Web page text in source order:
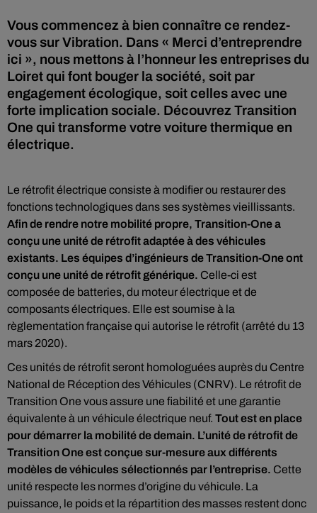
Vous commencez à bien connaître ce rendez-
vous sur Vibration. Dans « Merci d’entreprendre
ici », nous mettons à l’honneur les entreprises du
Loiret qui font bouger la société, soit par
engagement écologique, soit celles avec une
forte implication sociale. Découvrez Transition
One qui transforme votre voiture thermique en
électrique.
Le rétrofit électrique consiste à modifier ou restaurer des
fonctions technologiques dans ses systèmes vieillissants.
Afin de rendre notre mobilité propre, Transition-One a
conçu une unité de rétrofit adaptée à des véhicules
existants. Les équipes d’ingénieurs de Transition-One ont
conçu une unité de rétrofit générique. Celle-ci est
composée de batteries, du moteur électrique et de
composants électriques. Elle est soumise à la
règlementation française qui autorise le rétrofit (arrêté du 13
mars 2020).
Ces unités de rétrofit seront homologuées auprès du Centre
National de Réception des Véhicules (CNRV). Le rétrofit de
Transition One vous assure une fiabilité et une garantie
équivalente à un véhicule électrique neuf. Tout est en place
pour démarrer la mobilité de demain. L’unité de rétrofit de
Transition One est conçue sur-mesure aux différents
modèles de véhicules sélectionnés par l’entreprise. Cette
unité respecte les normes d’origine du véhicule. La
puissance, le poids et la répartition des masses restent donc